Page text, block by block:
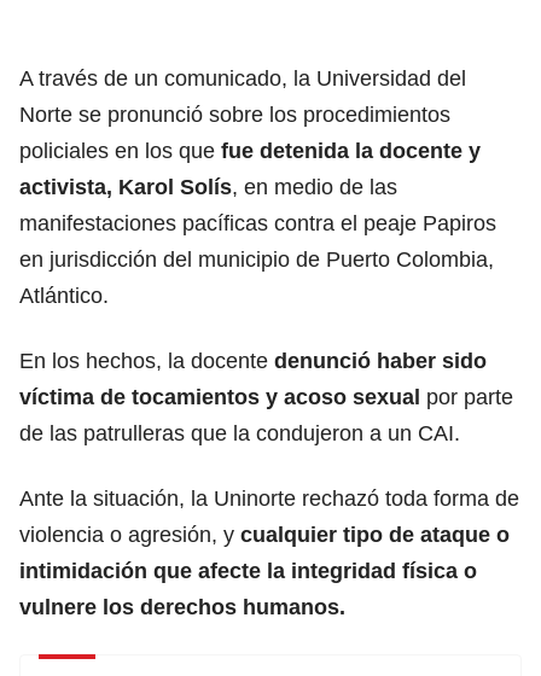
A través de un comunicado, la Universidad del
Norte se pronunció sobre los procedimientos
policiales en los que fue detenida la docente y
activista, Karol Solís, en medio de las
manifestaciones pacíficas contra el peaje Papiros
en jurisdicción del municipio de Puerto Colombia,
Atlántico.
En los hechos, la docente denunció haber sido
víctima de tocamientos y acoso sexual por parte
de las patrulleras que la condujeron a un CAI.
Ante la situación, la Uninorte rechazó toda forma de
violencia o agresión, y cualquier tipo de ataque o
intimidación que afecte la integridad física o
vulnere los derechos humanos.